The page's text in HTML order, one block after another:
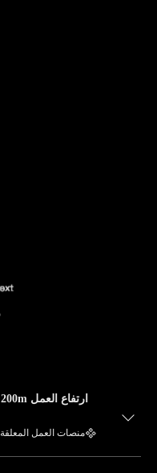
منصات العمل المعلقة